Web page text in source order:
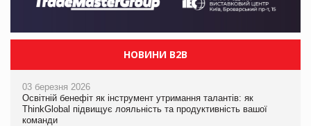
НОВИНИ B2B
03 березня 2026
Освітній бенефіт як інструмент утримання талантів: як
ThinkGlobal підвищує лояльність та продуктивність вашої
команди